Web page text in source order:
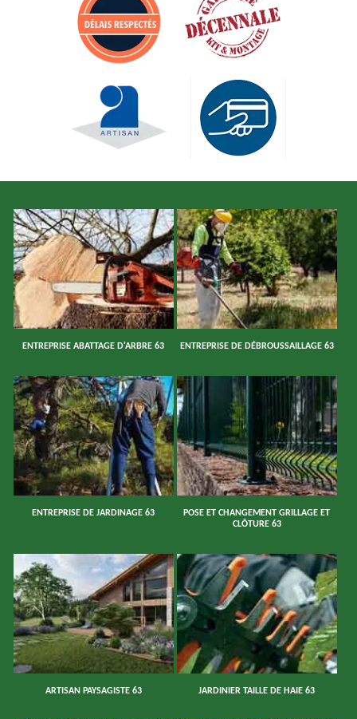
ENTREPRISE ABATTAGE D'ARBRE 63 ENTREPRISE DE DÉBROUSSAILLAGE 63
ENTREPRISE DE JARDINAGE 63
POSE ET CHANGEMENT GRILLAGE ET
CLÔTURE 63
ARTISAN PAYSAGISTE 63 JARDINIER TAILLE DE HAIE 63